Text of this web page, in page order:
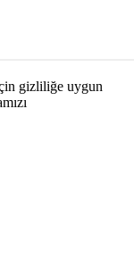
gizliliğe uygun